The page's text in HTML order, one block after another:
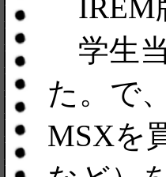
IREM
学生
た。で
MSXを